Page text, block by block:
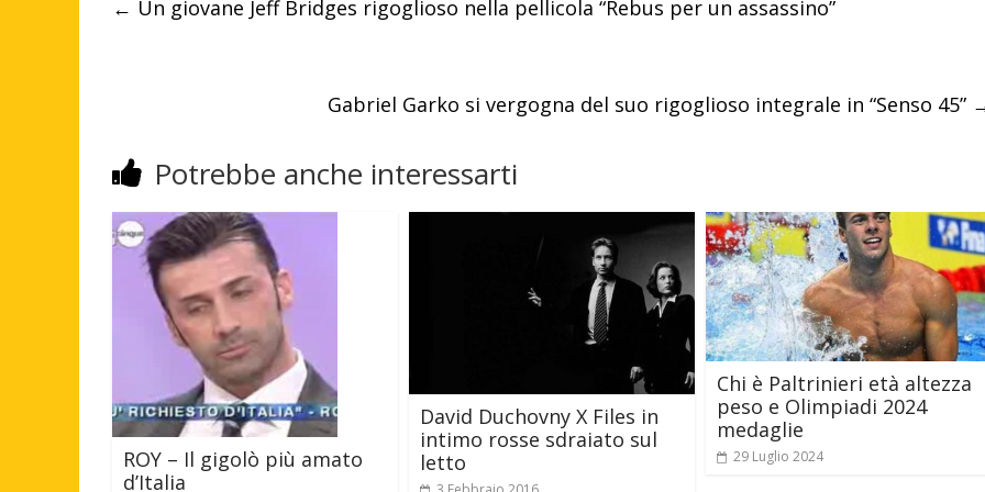
← Un giovane Jeff Bridges rigoglioso nella pellicola “Rebus per un assassino”
Gabriel Garko si vergogna del suo rigoglioso integrale in “Senso 45”
Potrebbe anche interessarti
ROY – Il gigolò più amato
d’Italia
David Duchovny X Files in
intimo rosse sdraiato sul
letto
Chi è Paltrinieri età altezza
peso e Olimpiadi 2024
medaglie
29 Luglio 2024